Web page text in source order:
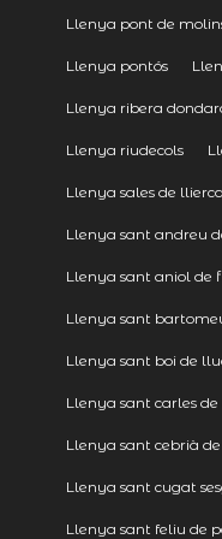
Llenya pont de
Llenya pontós
Llenya ribera
Llenya riudecols
Llenya sales de llierca
Llenya sant andreu
Llenya sant aniol de
Llenya sant
Llenya sant boi de
Llenya sant carles
Llenya sant cebrià
Llenya sant cugat
Llenya sant feliu de